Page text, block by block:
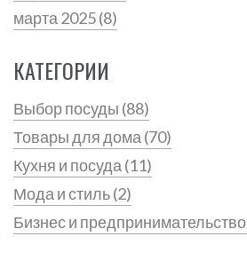
марта 2025(8)
КАТЕГОРИИ
Выбор посуды (88)
Товары для дома (70)
Кухня и посуда (11)
Мода и стиль(2)
Бизнес и предпринимательство